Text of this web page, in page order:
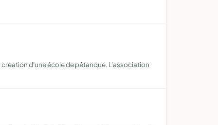
d'une école de pétanque. L'association